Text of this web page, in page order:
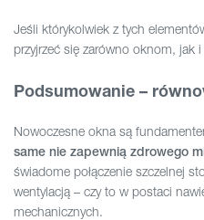
Jeśli którykolwiek z tych
przyjrzeć się zarówno oknom, jak
Podsumowanie –
Nowoczesne okna są
same nie zapewnią zdrowego
świadome połączenie szczelnej
wentylacją – czy to w postaci
mechanicznych.